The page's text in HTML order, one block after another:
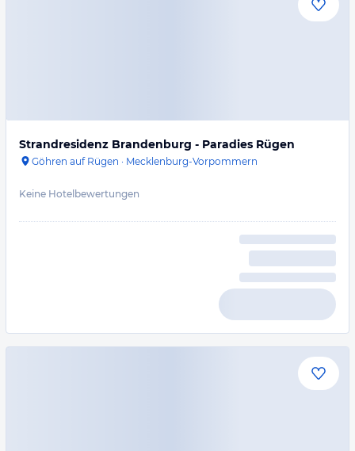
Strandresidenz Brandenburg - Paradies Rügen
Göhren auf Rügen · Mecklenburg-Vorpommern
Keine Hotelbewertungen